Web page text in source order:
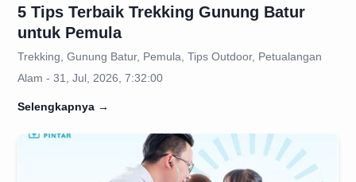
5 Tips Terbaik Trekking Gunung Batur
untuk Pemula
Trekking, Gunung Batur, Pemula, Tips Outdoor, Petualangan
Alam - 31, Jul, 2026, 7:32:00
Selengkapnya →